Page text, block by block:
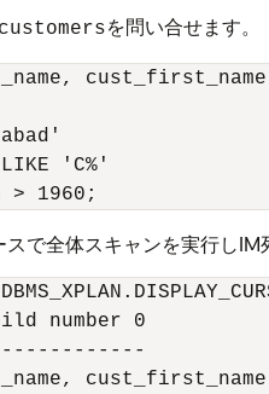
を問い合せます。
cust_first_name
'C%'
で全体スキャンを実行しIM
number 0
cust_first_name